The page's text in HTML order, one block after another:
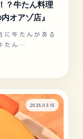
？牛たん料理
オアゾ店』
に牛たんがある
たん…
2025.03.15